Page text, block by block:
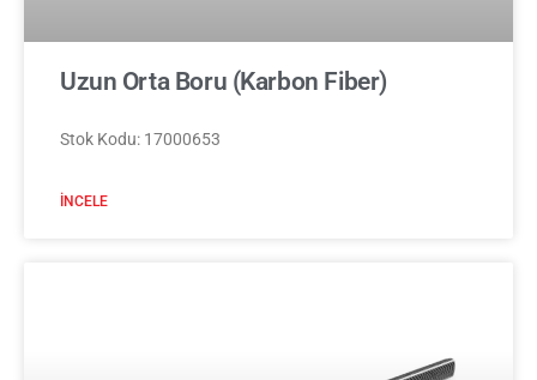
Uzun Orta Boru (Karbon Fiber)
Stok Kodu: 17000653
İNCELE